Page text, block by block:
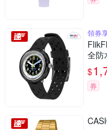
領券
全防
$
券